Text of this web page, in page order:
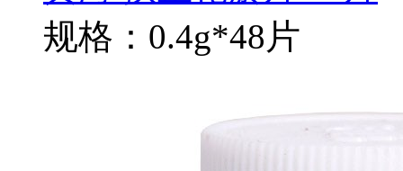
规格：0.4g*48片